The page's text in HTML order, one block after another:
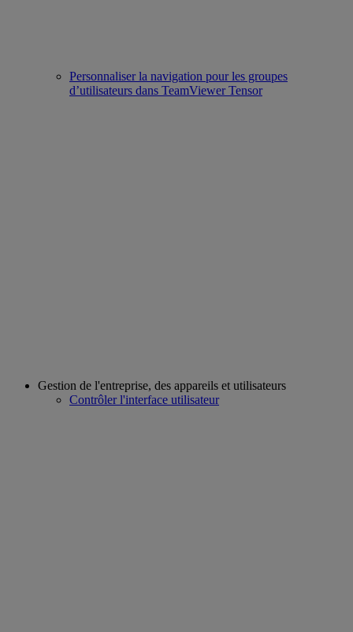
Personnaliser la navigation pour les groupes
d’utilisateurs dans TeamViewer Tensor
Gestion de l'entreprise, des appareils et utilisateurs
Contrôler l'interface utilisateur